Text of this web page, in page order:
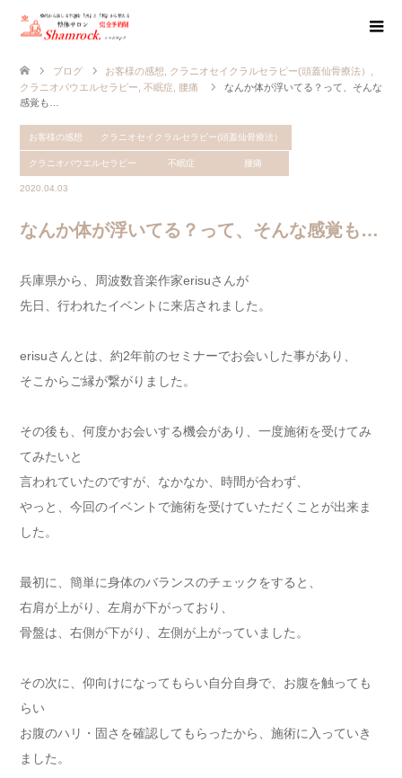
ブログ お客様の感想 クラニオセイクラルセラピー(頭蓋仙骨療法）
クラニオバウエルセラピー 不眠症 腰痛
なんか体が浮いてる？って、そんな
感覚も…
お客様の感想 クラニオセイクラルセラピー(頭蓋仙骨療法）
クラニオバウエルセラピー 不眠症 腰痛
2020.04.03
なんか体が浮いてる？って、そんな感覚も…
兵庫県から、周波数音楽作家erisuさんが
先日、行われたイベントに来店されました。
erisuさんとは、約2年前のセミナーでお会いした事があり、
そこからご縁が繋がりました。
その後も、何度かお会いする機会があり、一度施術を受けてみ
てみたいと
言われていたのですが、なかなか、時間が合わず、
やっと、今回のイベントで施術を受けていただくことが出来ま
した。
最初に、簡単に身体のバランスのチェックをすると、
右肩が上がり、左肩が下がっており、
骨盤は、右側が下がり、左側が上がっていました。
その次に、仰向けになってもらい自分自身で、お腹を触っても
らい
お腹のハリ・固さを確認してもらったから、施術に入っていき
ました。